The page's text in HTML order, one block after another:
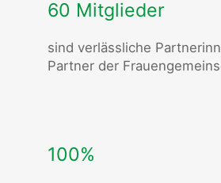
60 Mitglieder
sind verlässliche
Partner der
100%